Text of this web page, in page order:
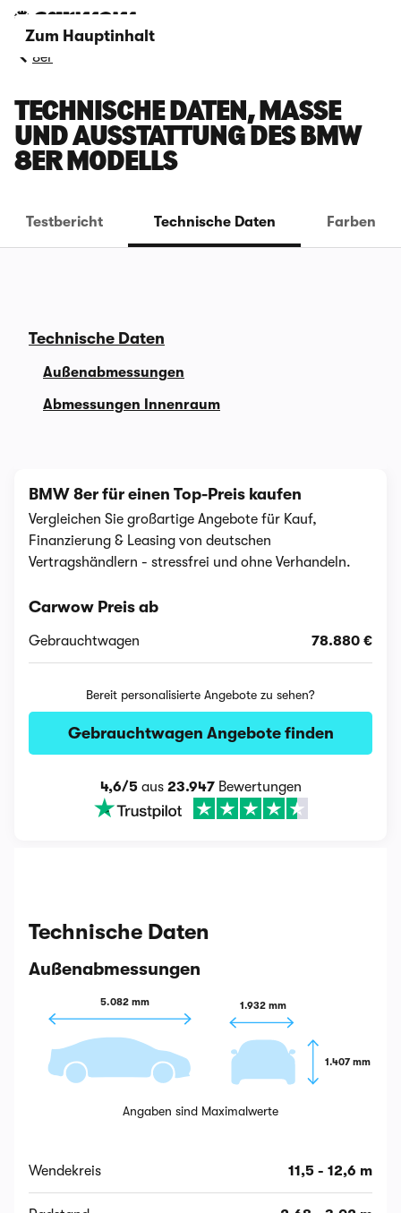
Zum Hauptinhalt
8er
TECHNISCHE DATEN, MASSE U
ND AUSSTATTUNG DES BMW 8
ER MODELLS
Testbericht Technische Daten Farben
Technische Daten
Außenabmessungen
Abmessungen Innenraum
BMW 8er für einen Top-Preis kaufen
Vergleichen Sie großartige Angebote für Kauf,
Finanzierung & Leasing von deutschen
Vertragshändlern - stressfrei und ohne Verhandeln.
Carwow Preis ab
Gebrauchtwagen 78.880 €
Bereit personalisierte Angebote zu sehen?
Gebrauchtwagen Angebote finden
4,6/5aus 23.947Bewertungen
Technische Daten
Außenabmessungen
5.082 mm 1.932 mm
1.407 mm
Angaben sind Maximalwerte
Wendekreis 11,5 - 12,6 m